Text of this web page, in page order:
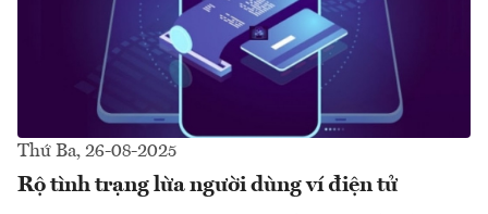
Thứ Ba, 26-08-2025
Rộ tình trạng lừa người dùng ví điện tử